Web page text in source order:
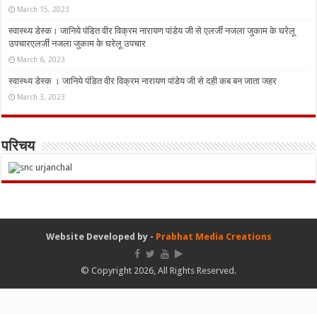
March 15, 2023
स्वास्थ्य डेस्क। जानिये पंडित वीर विक्रम नारायण पांडेय जी से एलर्जी नजला जुकाम के घरेलू
उपचारएलर्जी नजला जुकाम के घरेलू उपचार
March 6, 2023
स्वास्थ्य डेस्क । जानिये पंडित वीर विक्रम नारायण पांडेय जी से दही कब बन जाता जहर
March 3, 2023
परिचय
Website Developed by - Prabhat Media Creations
© Copyright 2026, All Rights Reserved.